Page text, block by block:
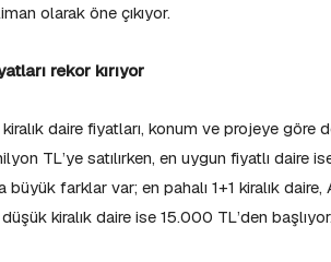
olarak öne çıkıyor.
rekor kırıyor
kiralık daire fiyatları, konum ve projeye göre
TL’ye satılırken, en uygun fiyatlı daire
büyük farklar var; en pahalı 1+1 kiralık
kiralık daire ise 15.000 TL’den başlıyor.